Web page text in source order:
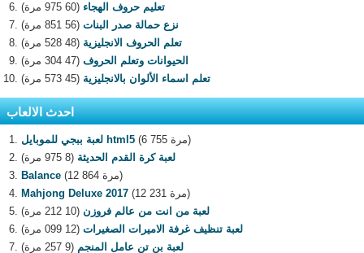
تعليم حروف الهجاء (60 975 مرة)
نزع حمالة صدر البنات (56 851 مرة)
تعلم الحروف الانجليزية (48 528 مرة)
الحيوانات وتعلم الحروف (47 304 مرة)
تعلم اسماء الألوان بالانجليزية (45 573 مرة)
احدث الالعاب
لعبة ببجي للموبايل html5
(6 755 مرة)
لعبة كرة القدم الحديثة (8 975 مرة)
Balance
(12 864 مرة)
Mahjong Deluxe 2017
(12 231 مرة)
لعبة من انت من عالم فروزن (10 212 مرة)
لعبة تنظيف غرفة الاميرات الصغيرات (12 099 مرة)
لعبة بن تن عامل المنجم (9 257 مرة)